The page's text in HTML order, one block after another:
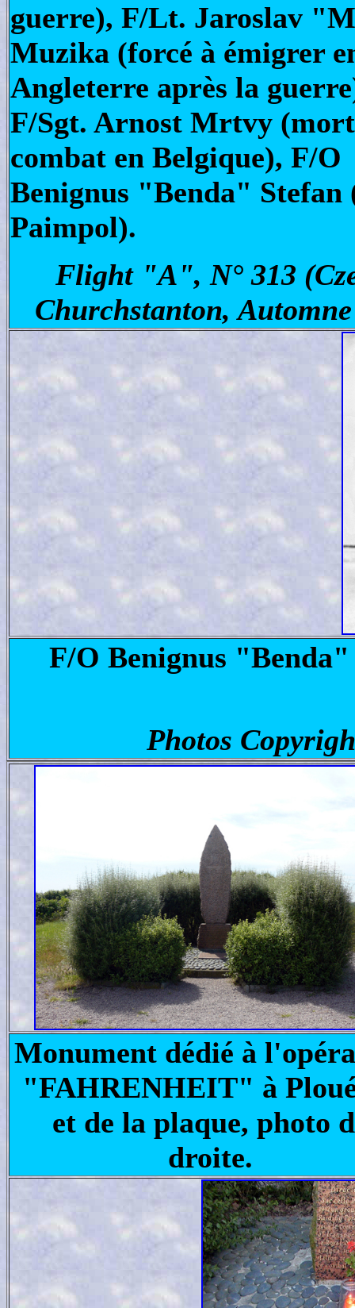
guerre), F/Lt. Jaroslav
Muzika (forcé à émigrer
Angleterre après la
F/Sgt. Arnost Mrtvy
combat en Belgique), F/O
Benignus "Benda" Stefan
Paimpol).
Flight "A", N° 313
Churchstanton,
F/O Benignus
Photos
Monument dédié à
"FAHRENHEIT" à
et de la plaque, photo
droite.